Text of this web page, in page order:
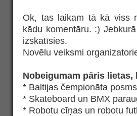
Ok, tas laikam tā kā viss
kādu komentāru. :)
izskatīsies.
Novēlu veiksmi
Nobeigumam pāris lietas,
* Baltijas čempionāta
* Skateboard un BMX
* Robotu cīņas un robotu